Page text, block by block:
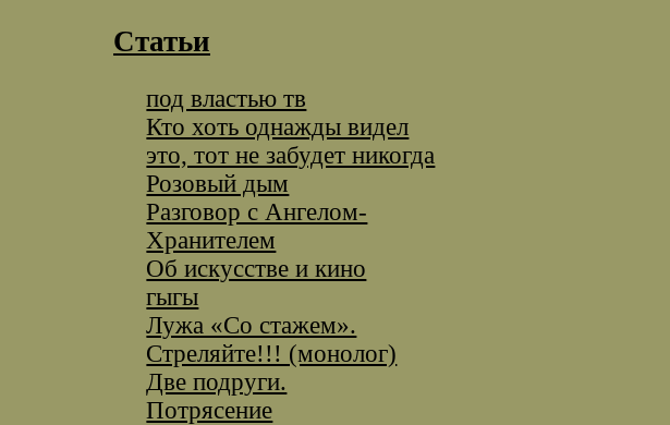
Статьи
под властью тв
Кто хоть однажды видел
это, тот не забудет никогда
Розовый дым
Разговор с Ангелом-
Хранителем
Об искусстве и кино
гыгы
Лужа «Со стажем».
Стреляйте!!! (монолог)
Две подруги.
Потрясение